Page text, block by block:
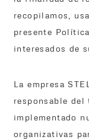
recopilamos,
presente
interesados de
La empresa
responsable
implementado
organizativas